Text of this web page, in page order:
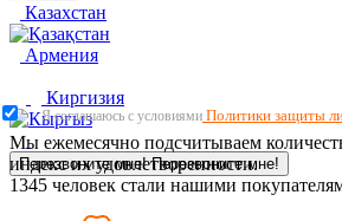
Казахстан
Армения
Киргизия
Перезвоните мне! Перезвоните мне!
Я соглашаюсь с условиями Политики защиты
Мы ежемесячно подсчитываем
индекс их удовлетворенности.
1345 человек стали нашими